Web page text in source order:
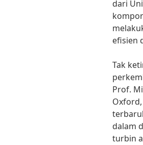
dari
efisien
Tak
Prof.
dalam
turbin